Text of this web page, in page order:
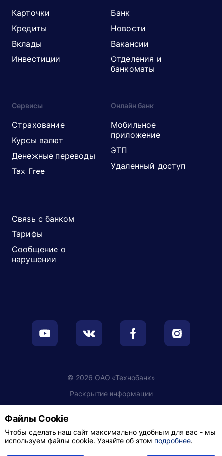
Карточки
Кредиты
Вклады
Инвестиции
Банк
Новости
Вакансии
Отделения и
банкоматы
Сервисы
Страхование
Курсы валют
Денежные переводы
Tax Free
Онлайн банк
Мобильное
приложение
ЭТП
Удаленный доступ
Связь с банком
Тарифы
Сообщение о
нарушении
© 2026 ОАО «Технобанк»
Раскрытие информации
Политика видеонаблюдения
Файлы Cookie
Чтобы сделать наш сайт максимально удобным для вас - мы
используем файлы cookie. Узнайте об этом подробнее.